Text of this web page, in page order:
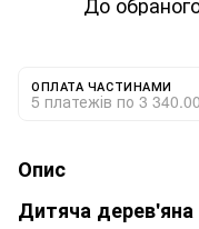
ОПЛАТА ЧАСТИНАМИ
5 платежів по 3
Опис
Дитяча дерев'яна